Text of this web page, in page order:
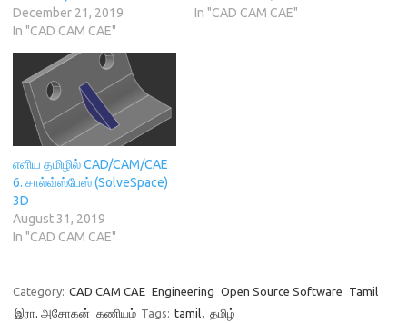
e
w
w
i
n
d
o
w
e
w
w
i
n
w
)
n
n
December 21, 2019
In "CAD CAM CAE"
In "CAD CAM CAE"
எளிய தமிழில் CAD/CAM/CAE
6. சால்வ்ஸ்பேஸ் (SolveSpace)
3D
August 31, 2019
In "CAD CAM CAE"
Category: CAD CAM CAE Engineering Open Source Software
Tamil
இரா. அசோகன் கணியம் Tags: tamil, தமிழ்